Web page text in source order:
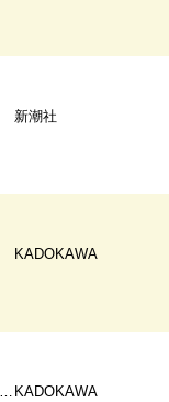
新潮社
KADOKAWA
KADOKAWA